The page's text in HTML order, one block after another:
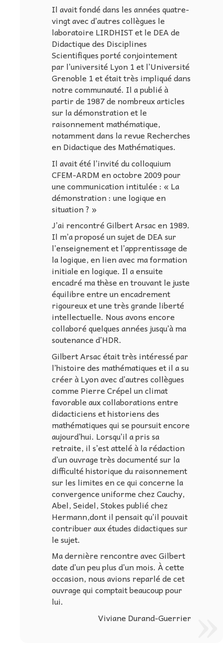
Il avait fondé dans les années quatre-
vingt avec d’autres collègues le
laboratoire LIRDHIST et le DEA de
Didactique des Disciplines
Scientifiques porté conjointement
par l’université Lyon 1 et l’Université
Grenoble 1 et était très impliqué dans
notre communauté. Il a publié à
partir de 1987 de nombreux articles
sur la démonstration et le
raisonnement mathématique,
notamment dans la revue Recherches
en Didactique des Mathématiques.
Il avait été l’invité du colloquium
CFEM-ARDM en octobre 2009 pour
une communication intitulée : « La
démonstration : une logique en
situation ? »
J’ai rencontré Gilbert Arsac en 1989.
Il m’a proposé un sujet de DEA sur
l’enseignement et l’apprentissage de
la logique, en lien avec ma formation
initiale en logique. Il a ensuite
encadré ma thèse en trouvant le juste
équilibre entre un encadrement
rigoureux et une très grande liberté
intellectuelle. Nous avons encore
collaboré quelques années jusqu’à ma
soutenance d’HDR.
Gilbert Arsac était très intéressé par
l’histoire des mathématiques et il a su
créer à Lyon avec d’autres collègues
comme Pierre Crépel un climat
favorable aux collaborations entre
didacticiens et historiens des
mathématiques qui se poursuit encore
aujourd’hui. Lorsqu’il a pris sa
retraite, il s’est attelé à la rédaction
d’un ouvrage très documenté sur la
difficulté historique du raisonnement
sur les limites en ce qui concerne la
convergence uniforme chez Cauchy,
Abel, Seidel, Stokes publié chez
Hermann,dont il pensait qu’il pouvait
contribuer aux études didactiques sur
le sujet.
Ma dernière rencontre avec Gilbert
date d’un peu plus d’un mois. À cette
occasion, nous avions reparlé de cet
ouvrage qui comptait beaucoup pour
lui.
Viviane Durand-Guerrier